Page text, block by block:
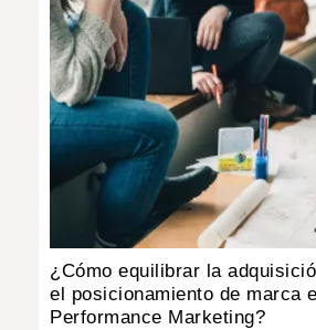
¿Cómo equilibrar la
el posicionamiento de marca
Performance Marketing?